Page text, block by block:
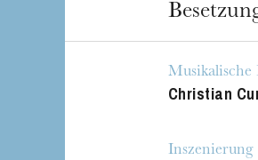
Musikalische
Christian
Inszenierung